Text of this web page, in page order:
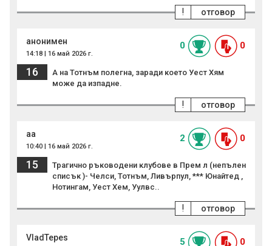
отговор
!
анонимен
14:18 | 16 май 2026 г.
0 0
16
А на Тотнъм полегна, заради което Уест Хям
може да изпадне.
отговор
!
aa
10:40 | 16 май 2026 г.
2 0
15
Трагично ръководени клубове в Прем л (непълен
списък )- Челси, Тотнъм, Ливърпул, *** Юнайтед ,
Нотингам, Уест Хем, Уулвс..
отговор
!
VladTepes 5 0